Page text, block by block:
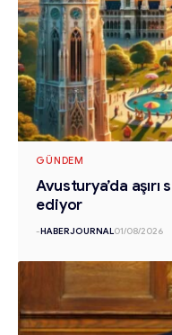
GÜNDEM
Avusturya’da
ediyor
-HABERJOURNAL01/08/2026